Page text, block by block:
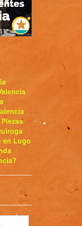
Piezas
en Lugo